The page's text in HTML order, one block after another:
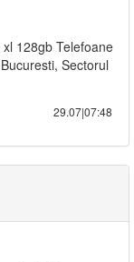
xl 128gb Telefoane
Sectorul
29.07|07:48